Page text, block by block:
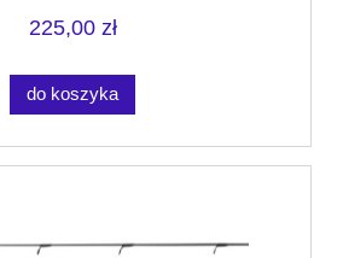
225,00 zł
do koszyka